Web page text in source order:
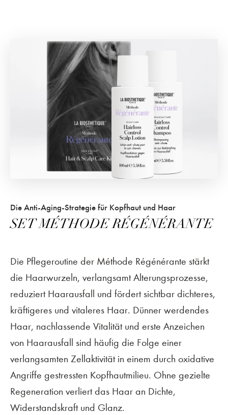
Die Anti-Aging-Strategie für Kopfhaut und Haar
SET MÉTHODE RÉGÉNÉRANTE
Die Pflegeroutine der Méthode Régénérante stärkt
die Haarwurzeln, verlangsamt Alterungsprozesse,
reduziert Haarausfall und fördert sichtbar dichteres,
kräftigeres und vitaleres Haar. Dünner werdendes
Haar, nachlassende Vitalität und erste Anzeichen
von Haarausfall sind häufig die Folge einer
verlangsamten Zellaktivität in einem durch oxidative
Angriffe gestressten Kopfhautmilieu. Ohne gezielte
Regeneration verliert das Haar an Dichte,
Widerstandskraft und Glanz.